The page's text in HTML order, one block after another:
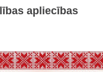
apliecības